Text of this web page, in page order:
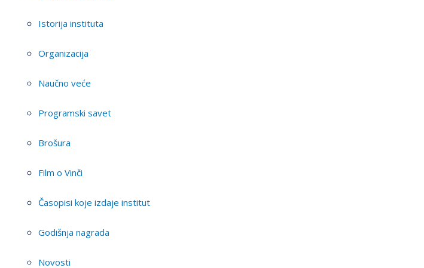
Istorija instituta
Organizacija
Naučno veće
Programski savet
Brošura
Film o Vinči
Časopisi koje izdaje institut
Godišnja nagrada
Novosti